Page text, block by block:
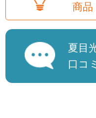
商品
夏目
口コ